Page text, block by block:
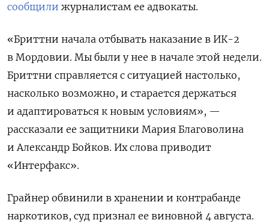
сообщили журналистам ее адвокаты.
«Бриттни начала отбывать наказание в ИК-2
в Мордовии. Мы были у нее в начале этой недели.
Бриттни справляется с ситуацией настолько,
насколько возможно, и старается держаться
и адаптироваться к новым условиям», —
рассказали ее защитники Мария Благоволина
и Александр Бойков. Их слова приводит
«Интерфакс».
Грайнер обвинили в хранении и контрабанде
наркотиков, суд признал ее виновной 4 августа.